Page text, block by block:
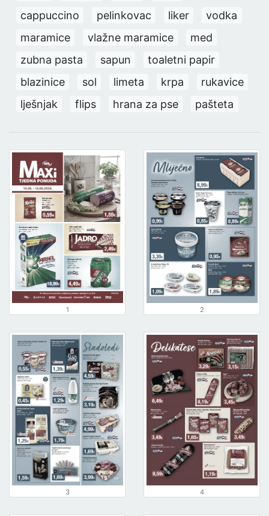
cappuccino
pelinkovac liker
vodka
maramice
vlažne maramice
med
zubna pasta
sapun
toaletni papir
blazinice
sol limeta krpa
rukavice
lješnjak
flips hrana za pse pašteta
1 2
3 4